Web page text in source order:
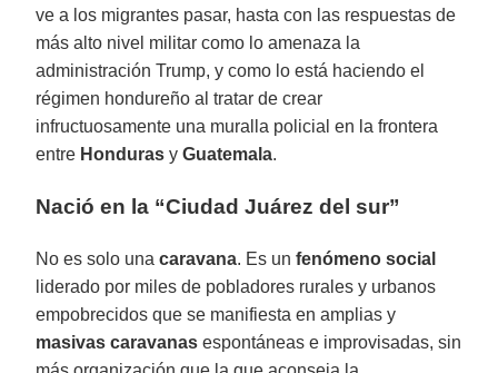
ve a los migrantes pasar, hasta con las respuestas de
más alto nivel militar como lo amenaza la
administración Trump, y como lo está haciendo el
régimen hondureño al tratar de crear
infructuosamente una muralla policial en la frontera
entre Honduras yGuatemala.
Nació en la “Ciudad Juárez del sur”
No es solo unacaravana. Es un fenómeno social
liderado por miles de pobladores rurales y urbanos
empobrecidos que se manifiesta en amplias y
masivas caravanas espontáneas e improvisadas, sin